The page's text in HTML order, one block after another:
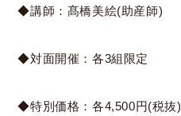
◆講師：髙橋美絵(助産師)
◆対面開催：各3組限定
◆特別価格：各4,500円(税抜)